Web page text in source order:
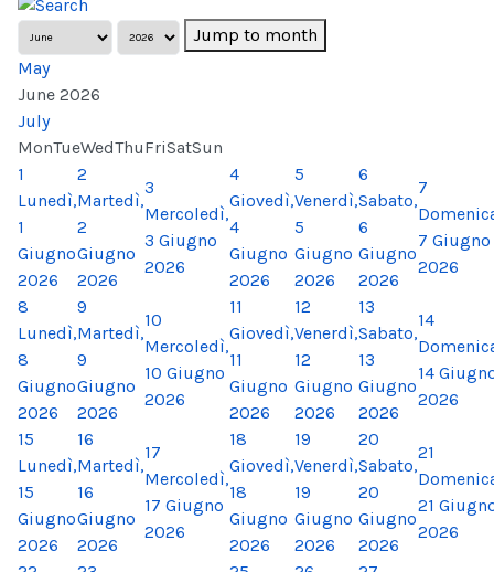
Jump to month
May
June 2026
July
MonTueWedThuFriSatSun
1
Lunedì,
1
Giugno
2026
2
Martedì,
2
Giugno
2026
3
Mercoledì,
3 Giugno
2026
4
Giovedì,
4
Giugno
2026
5
Venerdì,
5
Giugno
2026
6
Sabato,
6
Giugno
2026
7
7 Giugno
2026
8
Lunedì,
8
Giugno
2026
9
Martedì,
9
Giugno
2026
10
Mercoledì,
10 Giugno
2026
11
Giovedì,
11
Giugno
2026
12
Venerdì,
12
Giugno
2026
13
Sabato,
13
Giugno
2026
14
14
2026
15
Lunedì,
15
Giugno
2026
16
Martedì,
16
Giugno
2026
17
Mercoledì,
17 Giugno
2026
18
Giovedì,
18
Giugno
2026
19
Venerdì,
19
Giugno
2026
20
Sabato,
20
Giugno
2026
21
21
2026